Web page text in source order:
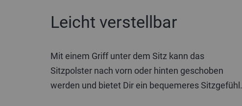
Leicht verstellbar
Mit einem Griff unter dem Sitz kann das
Sitzpolster nach vorn oder hinten geschoben
werden und bietet Dir ein bequemeres Sitzgefühl.